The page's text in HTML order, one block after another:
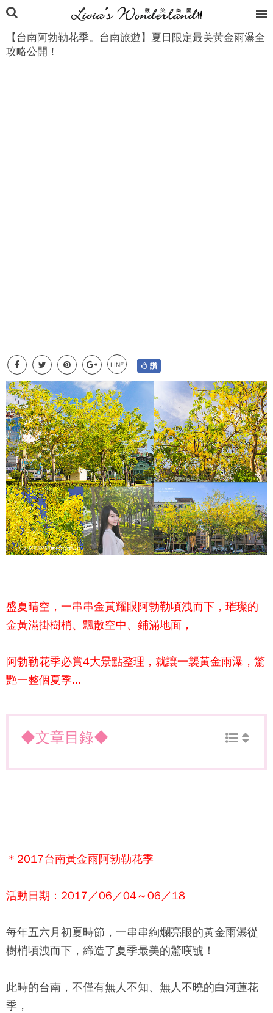
【台南阿勃勒花季。台南旅遊】夏日限定最美黃金雨瀑全
攻略公開！
LINE 讚
盛夏晴空，一串串金黃耀眼阿勃勒頃洩而下，璀璨的
金黃滿掛樹梢、飄散空中、鋪滿地面，
阿勃勒花季必賞4大景點整理，就讓一襲黃金雨瀑，驚
艷一整個夏季...
◆文章目錄◆
＊2017台南黃金雨阿勃勒花季
活動日期：2017／06／04～06／18
每年五六月初夏時節，一串串絢爛亮眼的黃金雨瀑從
樹梢頃洩而下，締造了夏季最美的驚嘆號！
此時的台南，不僅有無人不知、無人不曉的白河蓮花
季，